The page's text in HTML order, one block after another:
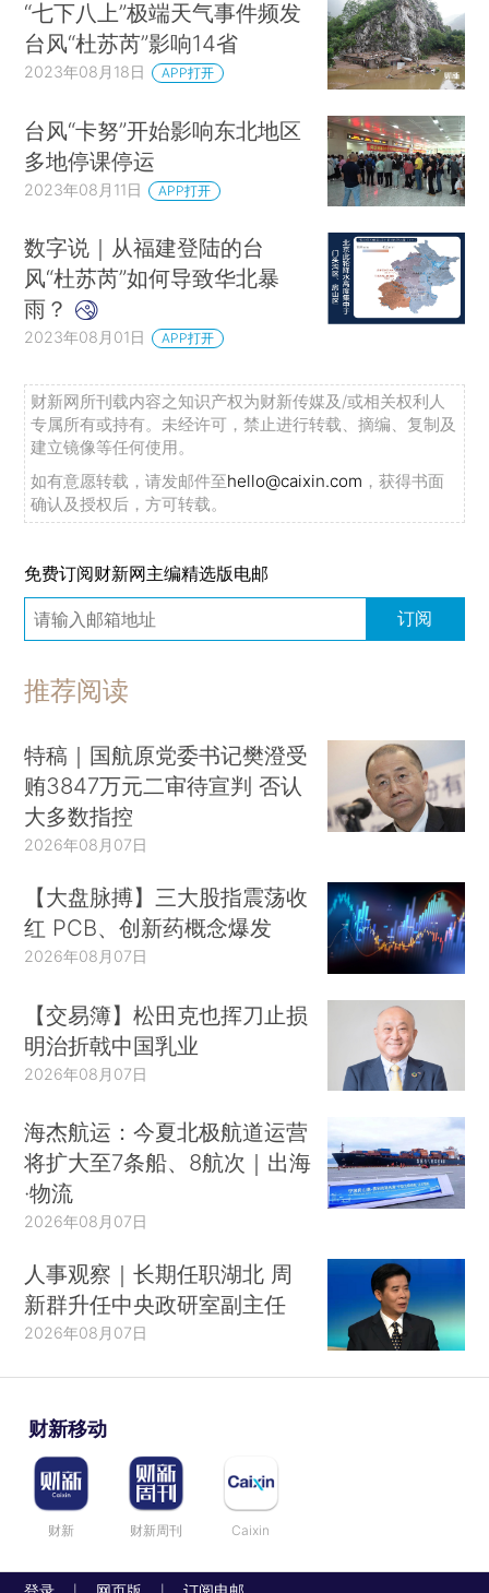
“七下八上”极端天气事件频发
台风“杜苏芮”影响14省
2023年08月18日 APP打开
台风“卡努”开始影响东北地区
多地停课停运
2023年08月11日 APP打开
数字说｜从福建登陆的台
风“杜苏芮”如何导致华北暴
雨？
2023年08月01日 APP打开
财新网所刊载内容之知识产权为财新传媒及/或相关权利人
专属所有或持有。未经许可，禁止进行转载、摘编、复制及
建立镜像等任何使用。
如有意愿转载，请发邮件至hello@caixin.com ，获得书面
确认及授权后，方可转载。
免费订阅财新网主编精选版电邮
订阅
推荐阅读
特稿｜国航原党委书记樊澄受
贿3847万元二审待宣判 否认
大多数指控
2026年08月07日
【大盘脉搏】三大股指震荡收
红 PCB、创新药概念爆发
2026年08月07日
【交易簿】松田克也挥刀止损
明治折戟中国乳业
2026年08月07日
海杰航运：今夏北极航道运营
将扩大至7条船、8航次｜出海
·物流
2026年08月07日
人事观察｜长期任职湖北 周
新群升任中央政研室副主任
2026年08月07日
财新移动
财新 财新周刊 Caixin